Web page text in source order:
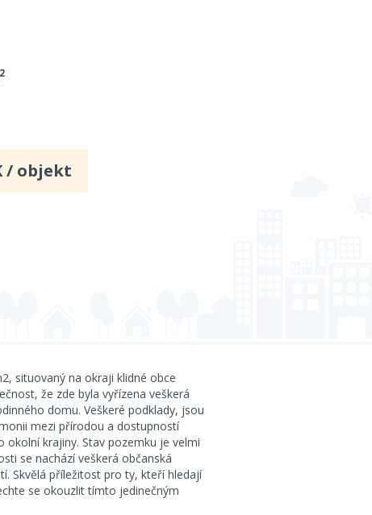
2
/ objekt
situovaný na okraji klidné obce
že zde byla vyřízena veškerá
domu. Veškeré podklady, jsou
mezi přírodou a dostupností
krajiny. Stav pozemku je velmi
se nachází veškerá občanská
Skvělá příležitost pro ty, kteří hledají
se okouzlit tímto jedinečným